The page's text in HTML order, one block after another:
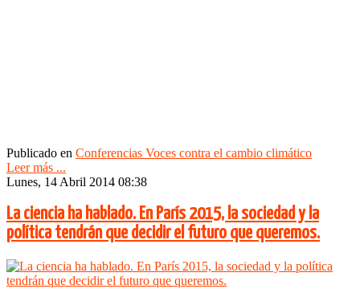
Publicado en Conferencias Voces contra el cambio climático
Leer más ...
Lunes, 14 Abril 2014 08:38
La ciencia ha hablado. En París 2015, la sociedad y la
política tendrán que decidir el futuro que queremos.